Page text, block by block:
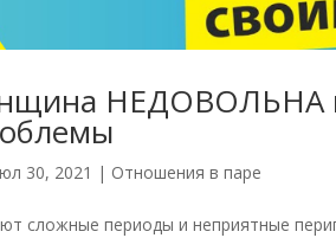
НЕДОВОЛЬНА
30, 2021 | Отношения в паре
сложные периоды и неприятные